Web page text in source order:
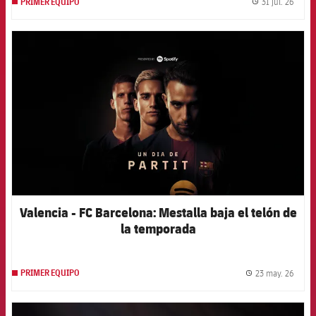
Valencia - FC Barcelona: Mestalla baja el telón de
la temporada
PRIMER EQUIPO 23 may. 26